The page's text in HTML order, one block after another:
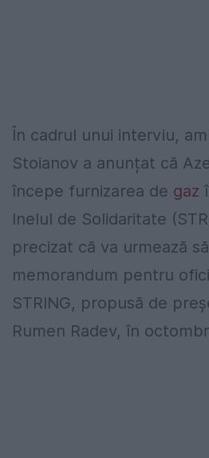
În cadrul unui interviu,
Stoianov a anunțat că
începe furnizarea de gaz
Inelul de Solidaritate
precizat că va urmează
memorandum pentru
STRING, propusă de
Rumen Radev, în